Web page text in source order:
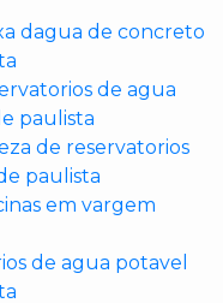
dagua de concreto
de agua
paulista
de reservatorios
paulista
em vargem
de agua potavel